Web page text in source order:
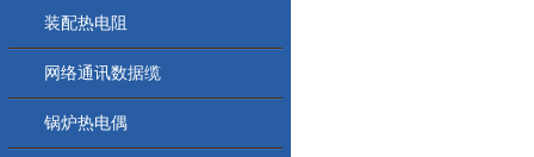
装配热电阻
网络通讯数据缆
锅炉热电偶